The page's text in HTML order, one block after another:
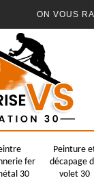
ON VOUS
fer
30
Peinture
décapage
volet 30